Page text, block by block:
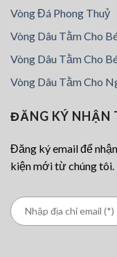
Vòng Đá Phong Thuỷ
Vòng Dâu Tằm Cho
Vòng Dâu Tằm Cho
Vòng Dâu Tằm Cho
ĐĂNG KÝ NHẬN
Đăng ký email để
kiện mới từ chúng tôi.